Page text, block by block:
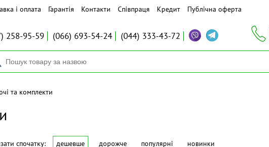
і оплата Гарантія Контакти Співпраця Кредит Публічна оферта
258-95-59 (066) 693-54-24 (044) 333-43-72
та комплекти
спочатку: дешевше дорожче популярні новинки